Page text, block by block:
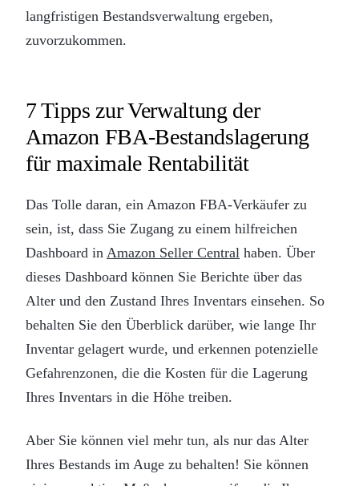
langfristigen Bestandsverwaltung ergeben,
zuvorzukommen.
7 Tipps zur Verwaltung der
Amazon FBA-Bestandslagerung
für maximale Rentabilität
Das Tolle daran, ein Amazon FBA-Verkäufer zu
sein, ist, dass Sie Zugang zu einem hilfreichen
Dashboard in Amazon Seller Central haben. Über
dieses Dashboard können Sie Berichte über das
Alter und den Zustand Ihres Inventars einsehen. So
behalten Sie den Überblick darüber, wie lange Ihr
Inventar gelagert wurde, und erkennen potenzielle
Gefahrenzonen, die die Kosten für die Lagerung
Ihres Inventars in die Höhe treiben.
Aber Sie können viel mehr tun, als nur das Alter
Ihres Bestands im Auge zu behalten! Sie können